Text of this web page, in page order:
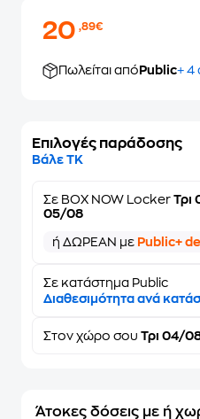
20,89€
Πωλείται από Public+ 4
Επιλογές παράδοσης
Βάλε ΤΚ
Σε BOX NOW Locker Τρι
05/08
ή ΔΩΡΕΑΝ με Public+
Σε κατάστημα Public
Διαθεσιμότητα ανά
Στον χώρο σου Τρι 04/
Άτοκες δόσεις με ή